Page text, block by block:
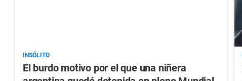
INSÓLITO
El burdo motivo por el que una niñera